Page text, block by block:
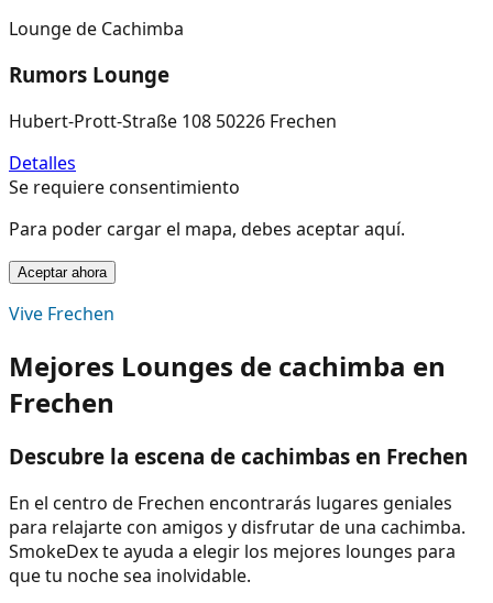
Lounge de Cachimba
Rumors Lounge
Hubert-Prott-Straße 108 50226 Frechen
Detalles
Se requiere consentimiento
Para poder cargar el mapa, debes aceptar aquí.
Aceptar ahora
Vive Frechen
Mejores Lounges de cachimba en
Frechen
Descubre la escena de cachimbas en Frechen
En el centro de Frechen encontrarás lugares geniales
para relajarte con amigos y disfrutar de una cachimba.
SmokeDex te ayuda a elegir los mejores lounges para
que tu noche sea inolvidable.